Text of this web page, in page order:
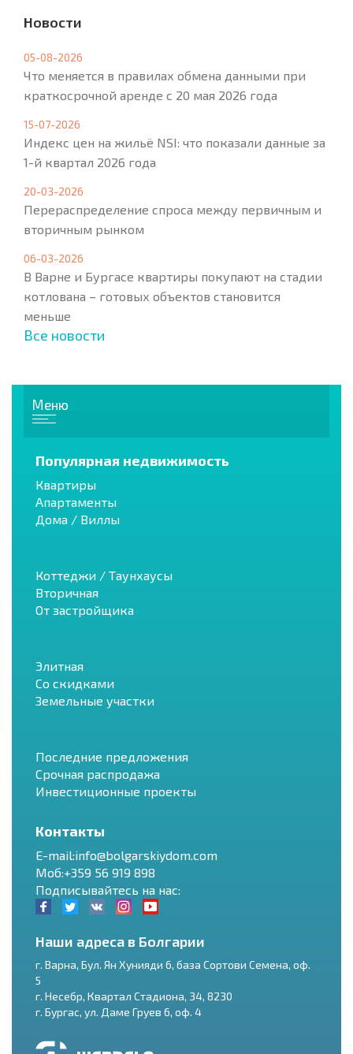
Новости
05-08-2026
Что меняется в правилах обмена данными при
краткосрочной аренде с 20 мая 2026 года
15-07-2026
Индекс цен на жильё NSI: что показали данные за
1-й квартал 2026 года
20-03-2026
Перераспределение спроса между первичным и
вторичным рынком
06-03-2026
В Варне и Бургасе квартиры покупают на стадии
котлована – готовых объектов становится
меньше
Все новости
Меню
Популярная недвижимость
Квартиры
Апартаменты
Дома / Виллы
Коттеджи / Таунхаусы
Вторичная
От застройщика
Элитная
Со скидками
Земельные участки
Последние предложения
Срочная распродажа
Инвестиционные проекты
Контакты
E-mail:info@bolgarskiydom.com
Моб:+359 56 919 898
Подписывайтесь на нас:
Наши адреса в Болгарии
г. Варна, Бул. Ян Хунияди 6, база Сортови Семена, оф.
5
г. Несебр, Квартал Стадиона, 34, 8230
г. Бургас, ул. Даме Груев 6, оф. 4